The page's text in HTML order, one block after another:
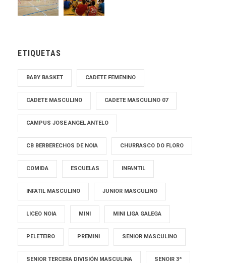
ETIQUETAS
BABY BASKET CADETE FEMENINO
CADETE MASCULINO CADETE MASCULINO 07
CAMPUS JOSE ANGEL ANTELO
CB BERBERECHOS DE NOIA CHURRASCO DO FLORO
COMIDA ESCUELAS INFANTIL
INFATIL MASCULINO JUNIOR MASCULINO
LICEO NOIA MINI MINI LIGA GALEGA
PELETEIRO PREMINI SENIOR MASCULINO
SENIOR TERCERA DIVISIÓN MASCULINA SENOIR 3ª